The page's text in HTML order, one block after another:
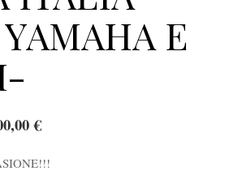
E
€